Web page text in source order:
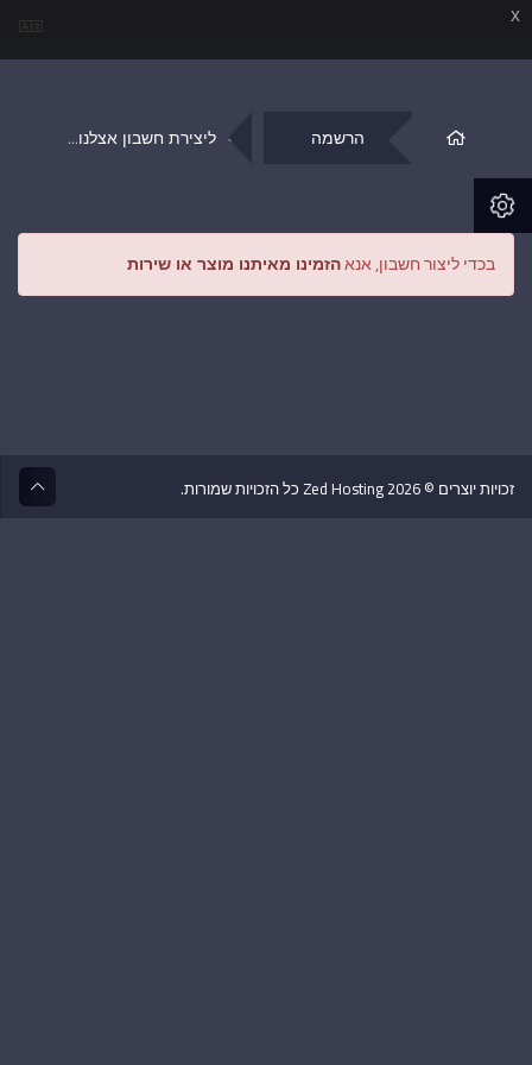
הרשמה ליצירת חשבון אצלנו...
בכדי ליצור חשבון, אנאהזמינו מאיתנו מוצר או שירות
זכויות יוצרים © 2026 Zed Hosting כל הזכויות שמורות.
x